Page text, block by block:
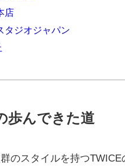
店
タジオジャパン
歩んできた道
のスタイルを持つTWICE